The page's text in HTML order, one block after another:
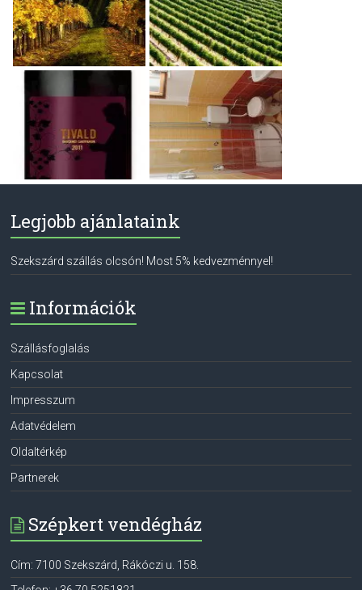
Legjobb ajánlataink
Szekszárd szállás olcsón! Most 5% kedvezménnyel!
Információk
Szállásfoglalás
Kapcsolat
Impresszum
Adatvédelem
Oldaltérkép
Partnerek
Szépkert vendégház
Cím: 7100 Szekszárd Rákóczi u. 158.